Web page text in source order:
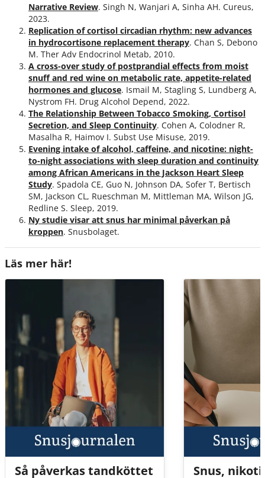
Narrative Review. Singh N, Wanjari A, Sinha AH. Cureus,
2023.
Replication of cortisol circadian rhythm: new advances
in hydrocortisone replacement therapy. Chan S, Debono
M. Ther Adv Endocrinol Metab, 2010.
A cross-over study of postprandial effects from moist
snuff and red wine on metabolic rate, appetite-related
hormones and glucose. Ismail M, Stagling S, Lundberg A,
Nystrom FH. Drug Alcohol Depend, 2022.
The Relationship Between Tobacco Smoking, Cortisol
Secretion, and Sleep Continuity. Cohen A, Colodner R,
Masalha R, Haimov I. Subst Use Misuse, 2019.
Evening intake of alcohol, caffeine, and nicotine: night-
to-night associations with sleep duration and continuity
among African Americans in the Jackson Heart Sleep
Study. Spadola CE, Guo N, Johnson DA, Sofer T, Bertisch
SM, Jackson CL, Rueschman M, Mittleman MA, Wilson JG,
Redline S. Sleep, 2019.
Ny studie visar att snus har minimal påverkan på
kroppen. Snusbolaget.
Läs mer här!
Så påverkas tandköttet
Snus,